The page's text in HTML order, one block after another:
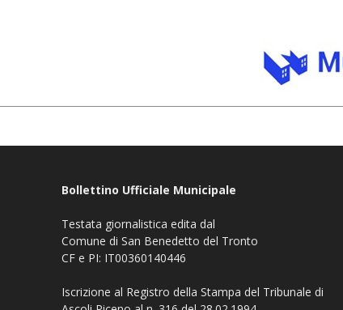
Bollettino Ufficiale Municipale
Testata giornalistica edita dal
Comune di San Benedetto del Tronto
CF e PI: IT00360140446
Iscrizione al Registro della Stampa del Tribunale di